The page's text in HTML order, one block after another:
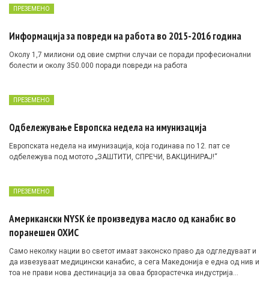
ПРЕЗЕМЕНО
Информација за повреди на работа во 2015-2016 година
Околу 1,7 милиони од овие смртни случаи се поради професионални
болести и околу 350.000 поради повреди на работа
ПРЕЗЕМЕНО
Одбележување Европска недела на имунизација
Европската недела на имунизација, која годинава по 12. пат се
одбележува под мотото „ЗАШТИТИ, СПРЕЧИ, ВАКЦИНИРАЈ!“
ПРЕЗЕМЕНО
Американски NYSK ќе произведува масло од канабис во
поранешен ОХИС
Само неколку нации во светот имаат законско право да одгледуваат и
да извезуваат медицински канабис, а сега Македонија е една од нив и
тоа не прави нова дестинација за оваа брзорастечка индустрија…